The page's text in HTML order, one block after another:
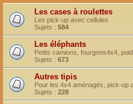
Les cases à roulettes
Les pick-up avec cellules
Sujets : 584
Les éléphants
Petits camions, fourgons4x4,
Sujets : 673
Autres tipis
Pour les 4x4 aménagés, pick-up
Sujets : 228